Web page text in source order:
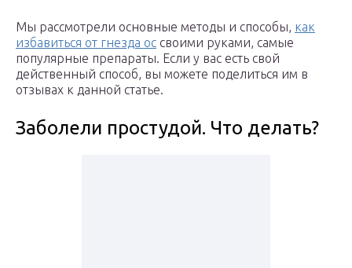
Мы рассмотрели основные методы и способы, как
избавиться от гнезда ос своими руками, самые
популярные препараты. Если у вас есть свой
действенный способ, вы можете поделиться им в
отзывах к данной статье.
Заболели простудой. Что делать?